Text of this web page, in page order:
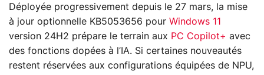
Déployée progressivement depuis le 27 mars, la mise
à jour optionnelle KB5053656 pour Windows 11
version 24H2 prépare le terrain aux PC Copilot+ avec
des fonctions dopées à l’IA. Si certaines nouveautés
restent réservées aux configurations équipées de NPU,